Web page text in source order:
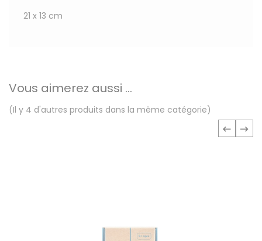
21 x 13 cm
Vous aimerez aussi ...
(Il y 4 d'autres produits dans la même catégorie)